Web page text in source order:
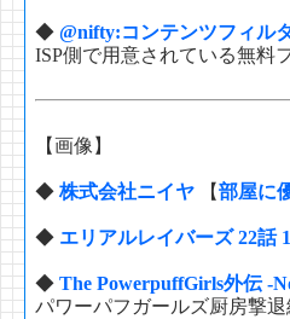
◆ @nifty:コンテンツフィル
ISP側で用意されている無料
【画像】
◆ 株式会社ニイヤ 【部屋に
◆ エリアルレイバーズ 22話
◆ The PowerpuffGirls外伝 -
パワーパフガールズ厨房撃退